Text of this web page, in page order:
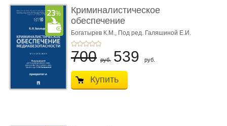
Криминалистическое
обеспечение
медиабезопас� ...
Богатырев К.М., Под ред. Галяшиной Е.И.
700 руб. 539 руб.
Купить